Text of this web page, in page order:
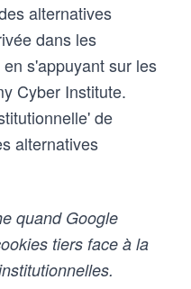
alternatives
dans les
s'appuyant sur les
Cyber Institute.
de
alternatives
quand Google
tiers face à la